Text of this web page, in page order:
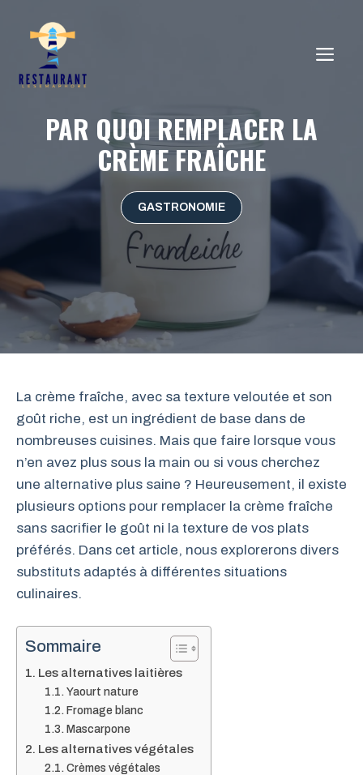
contenu
PAR QUOI REMPLACER LA
CRÈME FRAÎCHE
GASTRONOMIE
La crème fraîche, avec sa texture veloutée et son
goût riche, est un ingrédient de base dans de
nombreuses cuisines. Mais que faire lorsque vous
n’en avez plus sous la main ou si vous cherchez
une alternative plus saine ? Heureusement, il existe
plusieurs options pour remplacer la crème fraîche
sans sacrifier le goût ni la texture de vos plats
préférés. Dans cet article, nous explorerons divers
substituts adaptés à différentes situations
culinaires.
Sommaire
Les alternatives laitières
Yaourt nature
Fromage blanc
Mascarpone
Les alternatives végétales
Crèmes végétales